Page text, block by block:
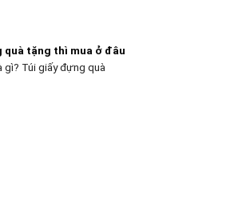
quà tặng thì mua ở đâu
gì? Túi giấy đựng quà